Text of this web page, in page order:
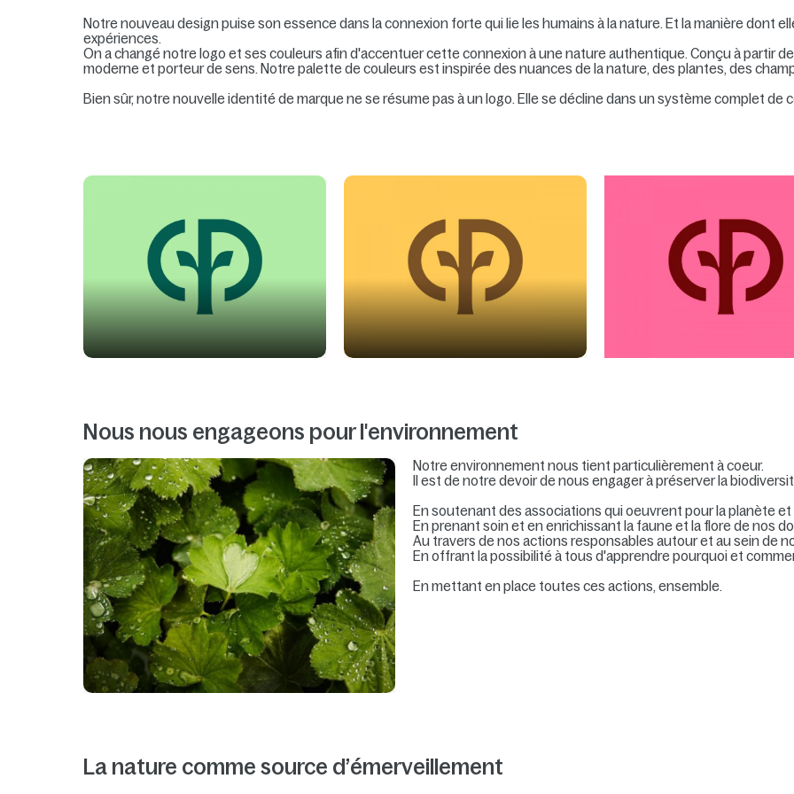
Notre nouveau design puise son essence dans la connexion forte qui lie les humains à la nature. Et la manière dont
expériences.
On a changé notre logo et ses couleurs afin d'accentuer cette connexion à une nature authentique. Conçu à partir
moderne et porteur de sens. Notre palette de couleurs est inspirée des nuances de la nature, des plantes, des
Bien sûr, notre nouvelle identité de marque ne se résume pas à un logo. Elle se décline dans un système complet
Nous nous engageons pour l'environnement
Notre environnement nous tient particulièrement à coeur.
Il est de notre devoir de nous engager à préserver la
En soutenant des associations qui oeuvrent pour la planète
En prenant soin et en enrichissant la faune et la flore de nos
Au travers de nos actions responsables autour et au sein de
En offrant la possibilité à tous d'apprendre pourquoi et
En mettant en place toutes ces actions, ensemble.
La nature comme source d’émerveillement